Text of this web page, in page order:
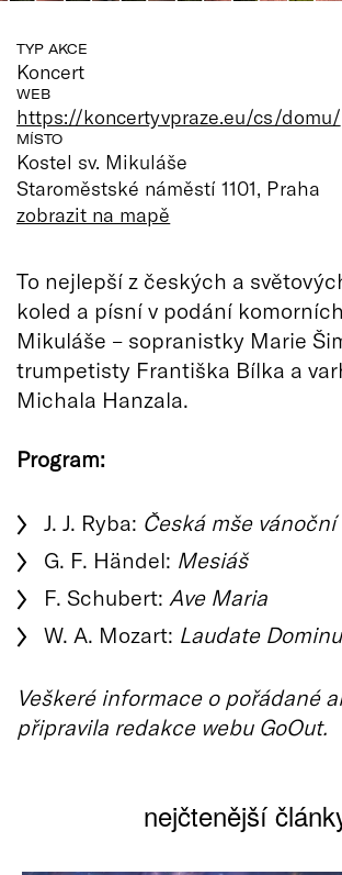
TYP AKCE
Koncert
WEB
https://koncertyvpraze.eu/cs/domu/
MÍSTO
Kostel sv. Mikuláše
Staroměstské náměstí 1101, Praha
zobrazit na mapě
To nejlepší z českých a
koled a písní v podání
Mikuláše – sopranistky Marie
trumpetisty Františka Bílka a
Michala Hanzala.
Program:
J. J. Ryba: Česká mše vánoční
G. F. Händel: Mesiáš
F. Schubert: Ave Maria
W. A. Mozart: Laudate
Veškeré informace o pořádané
připravila redakce webu GoOut.
nejčtenější